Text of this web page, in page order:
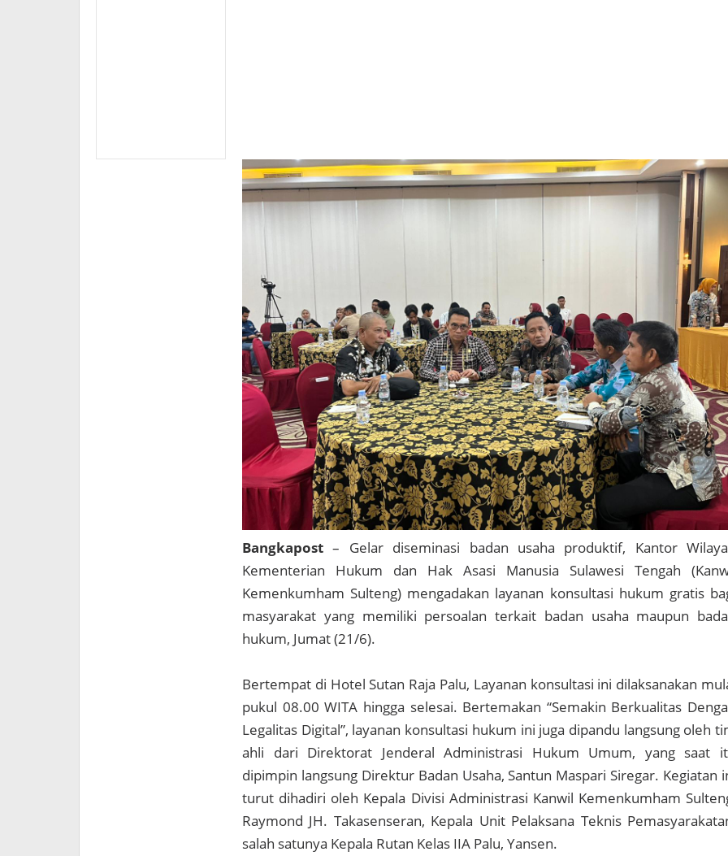
Bangkapost– Gelar diseminasi badan usaha produktif, Kantor
Kementerian Hukum dan Hak Asasi Manusia Sulawesi Tengah
Kemenkumham Sulteng) mengadakan layanan konsultasi hukum gratis
masyarakat yang memiliki persoalan terkait badan usaha maupun
hukum, Jumat (21/6).
Bertempat di Hotel Sutan Raja Palu, Layanan konsultasi ini dilaksanakan
pukul 08.00 WITA hingga selesai. Bertemakan “Semakin Berkualitas
Legalitas Digital”, layanan konsultasi hukum ini juga dipandu langsung oleh
ahli dari Direktorat Jenderal Administrasi Hukum Umum, yang saat
dipimpin langsung Direktur Badan Usaha, Santun Maspari Siregar. Kegiatan
turut dihadiri oleh Kepala Divisi Administrasi Kanwil Kemenkumham
Raymond JH. Takasenseran, Kepala Unit Pelaksana Teknis
salah satunya Kepala Rutan Kelas IIA Palu, Yansen.